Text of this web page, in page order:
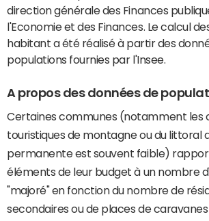
direction générale des Finances
l'Economie et des Finances. Le calcul
habitant a été réalisé à partir des
populations fournies par l'Insee.
A propos des données de
Certaines communes (notamment les
touristiques de montagne ou du littoral
permanente est souvent faible)
éléments de leur budget à un nombre
"majoré" en fonction du nombre de
secondaires ou de places de